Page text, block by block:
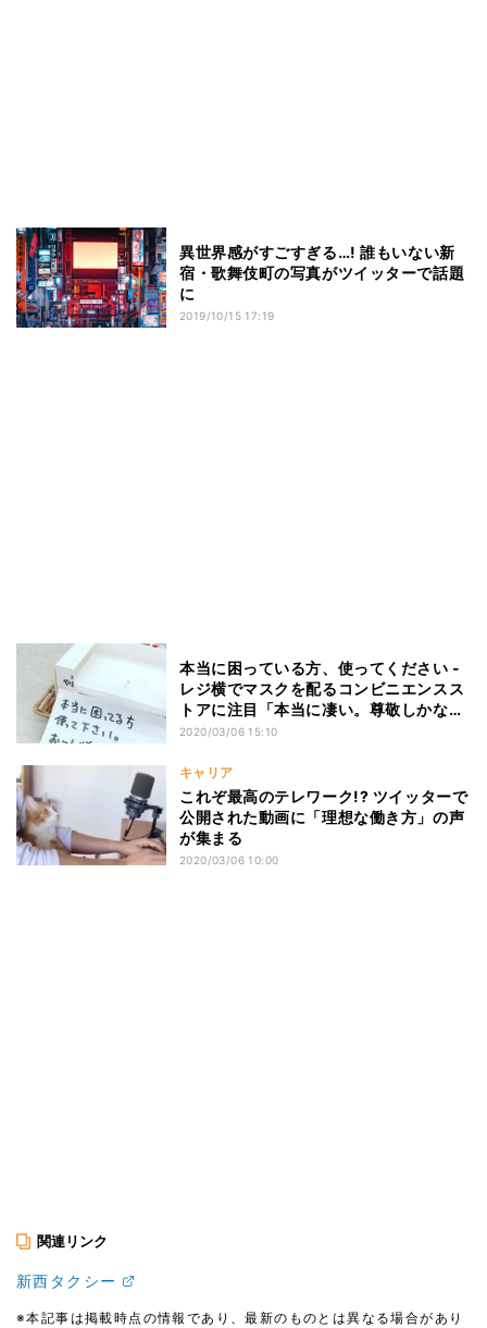
異世界感がすごすぎる…! 誰もいない新
宿・歌舞伎町の写真がツイッターで話題
に
2019/10/15 17:19
本当に困っている方、使ってください -
レジ横でマスクを配るコンビニエンスス
トアに注目「本当に凄い。尊敬しかな
い」
2020/03/06 15:10
キャリア
これぞ最高のテレワーク!? ツイッターで
公開された動画に「理想な働き方」の声
が集まる
2020/03/06 10:00
関連リンク
新西タクシー
※本記事は掲載時点の情報であり、最新のものとは異なる場合があり